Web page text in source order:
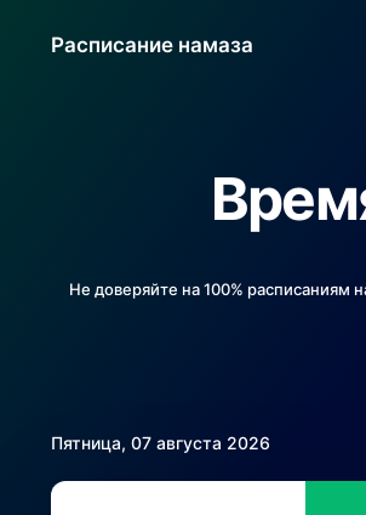
Расписание намаза
Не доверяйте на 100% расписаниям
Пятница, 07 августа 2026